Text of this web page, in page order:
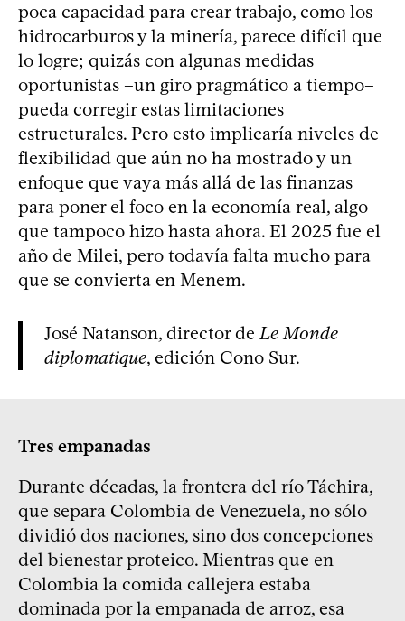
poca capacidad para crear trabajo, como los
hidrocarburos y la minería, parece difícil que
lo logre; quizás con algunas medidas
oportunistas –un giro pragmático a tiempo–
pueda corregir estas limitaciones
estructurales. Pero esto implicaría niveles de
flexibilidad que aún no ha mostrado y un
enfoque que vaya más allá de las finanzas
para poner el foco en la economía real, algo
que tampoco hizo hasta ahora. El 2025 fue el
año de Milei, pero todavía falta mucho para
que se convierta en Menem.
José Natanson, director deLe Monde
diplomatique, edición Cono Sur.
Tres empanadas
Durante décadas, la frontera del río Táchira,
que separa Colombia de Venezuela, no sólo
dividió dos naciones, sino dos concepciones
del bienestar proteico. Mientras que en
Colombia la comida callejera estaba
dominada por la empanada de arroz, esa